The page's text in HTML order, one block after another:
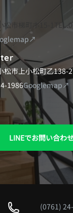
市梯町ホ15-1
市上小松町乙138-2
1986Googlemap↗
LINEでお問い合わ
(0761)